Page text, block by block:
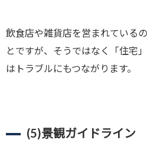
飲食店や雑貨店を営まれている
とですが、そうではなく「住宅
はトラブルにもつながります。
(5)景観ガイドライン